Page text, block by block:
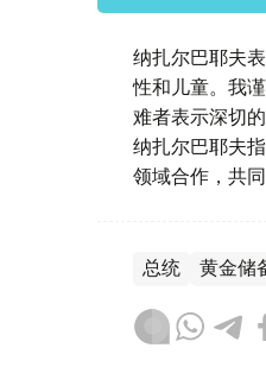
纳扎尔巴耶夫
性和儿童。我
难者表示深切
纳扎尔巴耶夫
领域合作，共
总统 黄金储